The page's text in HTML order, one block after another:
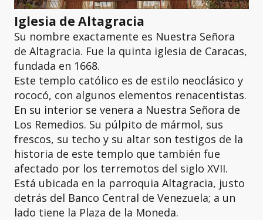
Iglesia de Altagracia
Su nombre exactamente es Nuestra Señora
de Altagracia. Fue la quinta iglesia de Caracas,
fundada en 1668.
Este templo católico es de estilo neoclásico y
rococó, con algunos elementos renacentistas.
En su interior se venera a Nuestra Señora de
Los Remedios. Su púlpito de mármol, sus
frescos, su techo y su altar son testigos de la
historia de este templo que también fue
afectado por los terremotos del siglo XVII.
Está ubicada en la parroquia Altagracia, justo
detrás del Banco Central de Venezuela; a un
lado tiene la Plaza de la Moneda.